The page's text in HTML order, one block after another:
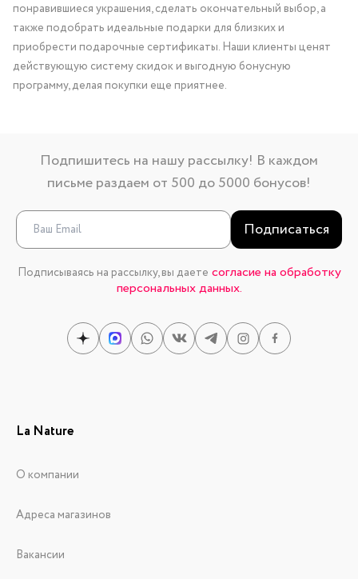
понравившиеся украшения, сделать окончательный выбор, а
также подобрать идеальные подарки для близких и
приобрести подарочные сертификаты. Наши клиенты ценят
действующую систему скидок и выгодную бонусную
программу, делая покупки еще приятнее.
Подпишитесь на нашу рассылку! В каждом
письме раздаем от 500 до 5000 бонусов!
Подписаться
Подписываясь на рассылку, вы даете согласие на обработку
персональных данных.
La Nature
О компании
Адреса магазинов
Вакансии